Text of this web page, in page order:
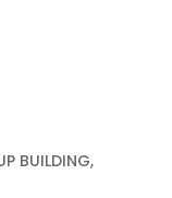
BUILDING,